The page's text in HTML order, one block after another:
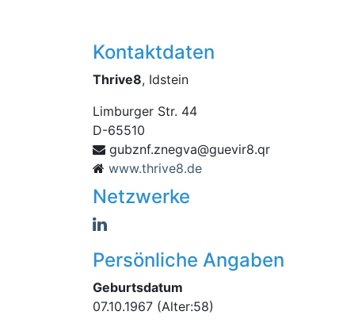
Kontaktdaten
Thrive8, Idstein
Limburger Str. 44
D-65510
rq.8riveug@
avgenz.fnzbug
www.thrive8.de
Netzwerke
Persönliche Angaben
Geburtsdatum
07.10.1967 (Alter:58)